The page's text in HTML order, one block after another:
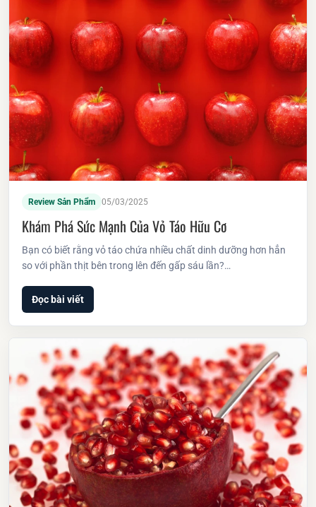
Review Sản Phẩm 05/03/2025
Khám Phá Sức Mạnh Của Vỏ Táo Hữu Cơ
Bạn có biết rằng vỏ táo chứa nhiều chất dinh dưỡng hơn hẳn
so với phần thịt bên trong lên đến gấp sáu lần?…
Đọc bài viết